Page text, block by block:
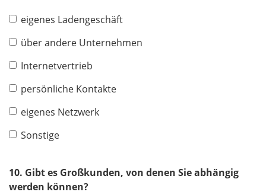
eigenes Ladengeschäft
über andere Unternehmen
Internetvertrieb
persönliche Kontakte
eigenes Netzwerk
Sonstige
10. Gibt es Großkunden, von denen Sie abhängig
werden können?